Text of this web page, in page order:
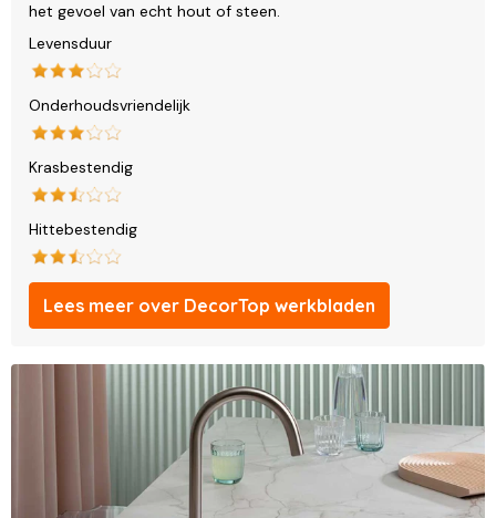
het gevoel van echt hout of steen.
Levensduur
Onderhoudsvriendelijk
Krasbestendig
Hittebestendig
Lees meer over DecorTop werkbladen